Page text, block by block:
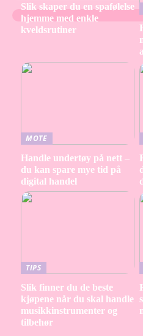
Slik skaper du en spafølelse
hjemme med enkle
kveldsrutiner
MOTE
Handle undertøy på nett –
du kan spare mye tid på
digital handel
TIPS
Slik finner du de beste
kjøpene når du skal handle
musikkinstrumenter og
tilbehør